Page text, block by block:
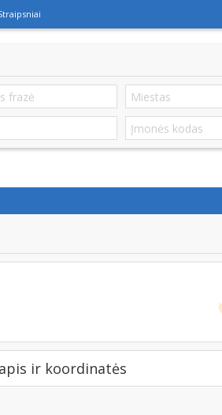
ir koordinatės